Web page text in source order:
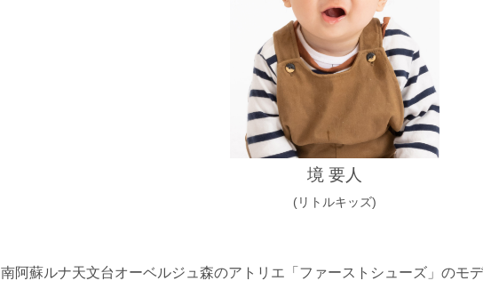
境 要人
(リトルキッズ)
南阿蘇ルナ天文台オーベルジュ森のアトリエ「ファーストシューズ」のモ